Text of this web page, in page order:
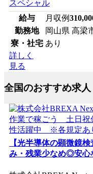
スペシャル
給与
月収例
勤務地
岡山県 高梁
寮・社宅 あり
詳しく
見る
全国のおすすめ求人
【光半導体の顕微鏡
み・残業少なめ◎安心